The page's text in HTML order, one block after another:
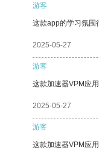
游客
这款app的学习氛围
2025-05-27
游客
这款加速器VPM应
2025-05-27
游客
这款加速器VPM应